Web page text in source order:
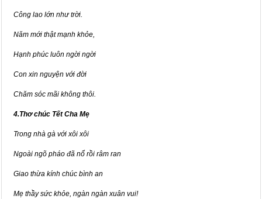
Công lao lớn như trời.
Năm mới thật mạnh khỏe,
Hạnh phúc luôn ngời ngời
Con xin nguyện với đời
Chăm sóc mãi không thôi.
4.Thơ chúc Tết Cha Mẹ
Trong nhà gà với xôi xôi
Ngoài ngõ pháo đã nổ rồi râm ran
Giao thừa kính chúc bình an
Mẹ thầy sức khỏe, ngàn ngàn xuân vui!